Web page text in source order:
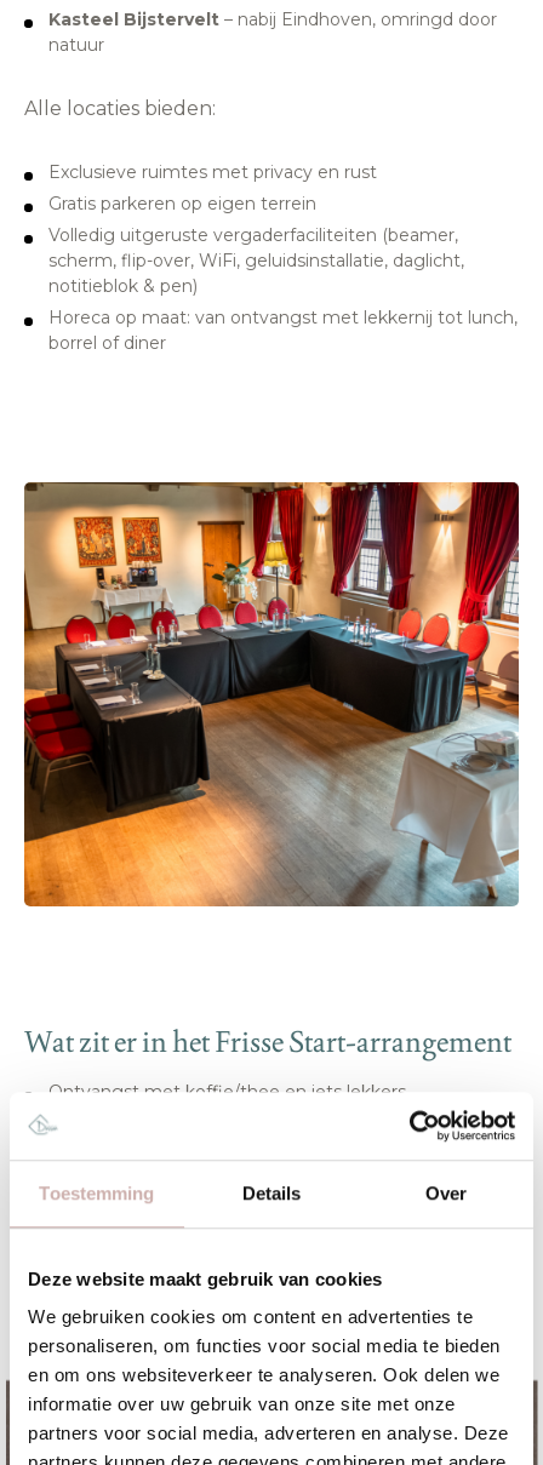
Toestemming Details Over
Deze website maakt gebruik van cookies
We gebruiken cookies om content en advertenties te
personaliseren, om functies voor social media te bieden
en om ons websiteverkeer te analyseren. Ook delen we
informatie over uw gebruik van onze site met onze
partners voor social media, adverteren en analyse. Deze
Kasteel Bijstervelt – nabij Eindhoven, omringd door
natuur
Alle locaties bieden:
Exclusieve ruimtes met privacy en rust
Gratis parkeren op eigen terrein
Volledig uitgeruste vergaderfaciliteiten (beamer,
scherm, flip-over, WiFi, geluidsinstallatie, daglicht,
notitieblok & pen)
Horeca op maat: van ontvangst met lekkernij tot lunch,
borrel of diner
Wat zit er in het Frisse Start-arrangement
Ontvangst met koffie/thee en iets lekkers
Fris en fruit op tafel
Lunch of diner op locatie
Inspiratie-break: een korte wandeling met warme drank
workshop of inspiratiespreker
Boek nu voor Q1 2026
Deze actie is geldig voor zakelijke bijeenkomsten
injanuari, februari en maart 2026. Deze korting
geldt niet voor lopende opties of bevestigde